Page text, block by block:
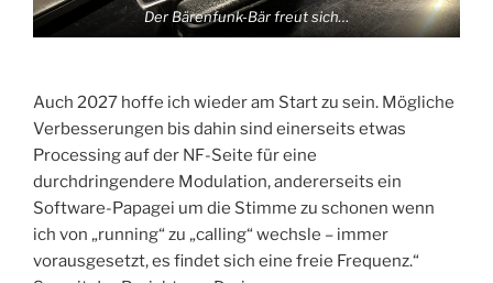
Der Bärenfunk-Bär freut sich…
Auch 2027 hoffe ich wieder am Start zu sein. Mögliche
Verbesserungen bis dahin sind einerseits etwas
Processing auf der NF-Seite für eine
durchdringendere Modulation, andererseits ein
Software-Papagei um die Stimme zu schonen wenn
ich von „running“ zu „calling“ wechsle – immer
vorausgesetzt, es findet sich eine freie Frequenz.“